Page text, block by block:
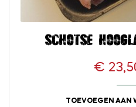
Schotse
€
TOEVOEGEN AAN